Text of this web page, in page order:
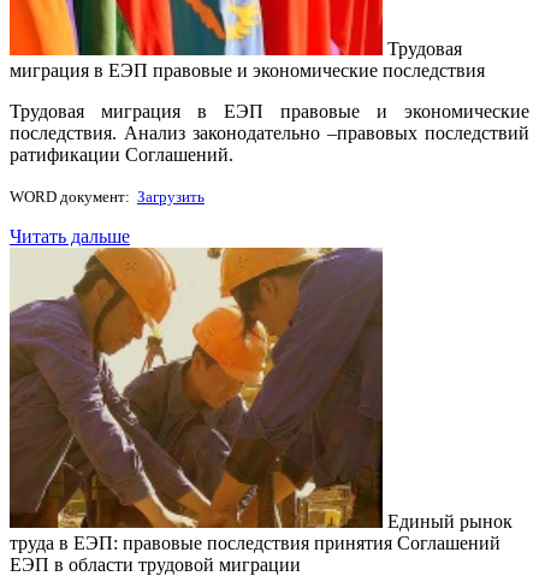
Трудовая
миграция в ЕЭП правовые и экономические последствия
Трудовая миграция в ЕЭП правовые и экономические
последствия. Анализ законодательно –правовых последствий
ратификации Соглашений.
WORD документ: Загрузить
Читать дальше
Единый рынок
труда в ЕЭП: правовые последствия принятия Соглашений
ЕЭП в области трудовой миграции